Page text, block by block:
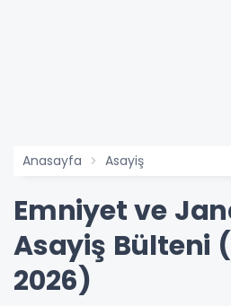
Anasayfa Asayiş
Emniyet ve
Asayiş Bülteni
2026)